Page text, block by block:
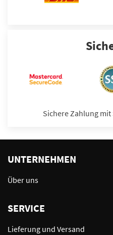
Sichere Zahlung mit
UNTERNEHMEN
Über uns
SERVICE
Lieferung und Versand